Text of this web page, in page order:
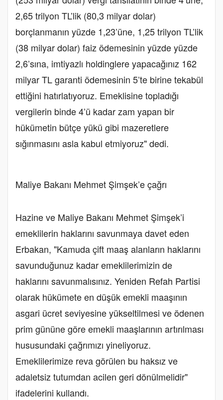
2,65 trilyon TL’lik (80,3 milyar dolar)
borçlanmanın yüzde 1,23’üne, 1,25 trilyon TL’lik
(38 milyar dolar) faiz ödemesinin yüzde yüzde
2,6’sına, imtiyazlı holdinglere yapacağınız 162
milyar TL garanti ödemesinin 5’te birine tekabül
ettiğini hatırlatıyoruz. Emeklisine topladığı
vergilerin binde 4’ü kadar zam yapan bir
hükümetin bütçe yükü gibi mazeretlere
sığınmasını asla kabul etmiyoruz" dedi.
Maliye Bakanı Mehmet Şimşek’e çağrı
Hazine ve Maliye Bakanı Mehmet Şimşek’i
emeklilerin haklarını savunmaya davet eden
Erbakan, "Kamuda çift maaş alanların haklarını
savunduğunuz kadar emeklilerimizin de
haklarını savunmalısınız. Yeniden Refah Partisi
olarak hükümete en düşük emekli maaşının
asgari ücret seviyesine yükseltilmesi ve ödenen
prim gününe göre emekli maaşlarının artırılması
hususundaki çağrımızı yineliyoruz.
Emeklilerimize reva görülen bu haksız ve
adaletsiz tutumdan acilen geri dönülmelidir"
ifadelerini kullandı.